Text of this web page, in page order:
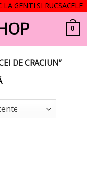
GENTI SI RUCSACELE
0
DE CRACIUN”